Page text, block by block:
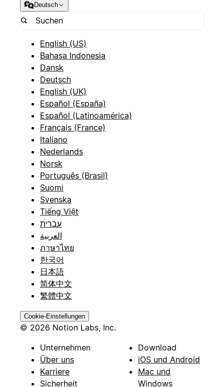
Deutsch
English (US)
Bahasa Indonesia
Dansk
Deutsch
English (UK)
Español (España)
Español (Latinoamérica)
Français (France)
Italiano
Nederlands
Norsk
Português (Brasil)
Suomi
Svenska
Tiếng Việt
עברית
العربية
ภาษาไทย
한국어
日本語
简体中文
繁體中文
Cookie-Einstellungen
© 2026 Notion Labs, Inc.
Unternehmen
Über uns
Karriere
Sicherheit
Download
iOS und Android
Mac und
Windows